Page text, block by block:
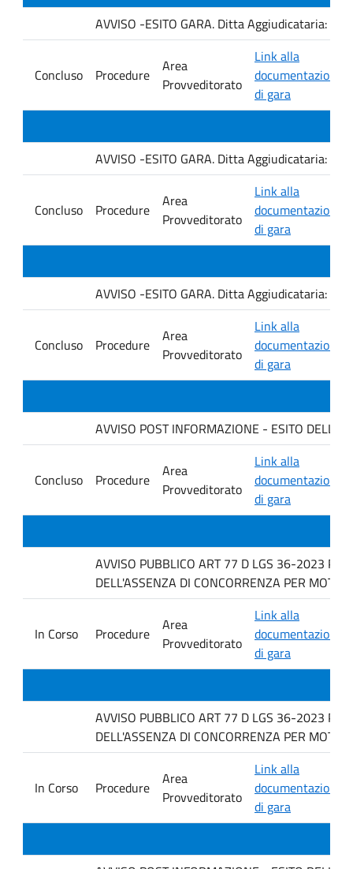
AVVISO -ESITO GARA. Ditta Aggiudicataria:
Concluso Procedure
Area
Provveditorato
Link alla
documentazione
di gara
AVVISO -ESITO GARA. Ditta Aggiudicataria:
Concluso Procedure
Area
Provveditorato
Link alla
documentazione
di gara
AVVISO -ESITO GARA. Ditta Aggiudicataria:
Concluso Procedure
Area
Provveditorato
Link alla
documentazione
di gara
AVVISO POST INFORMAZIONE - ESITO
Concluso Procedure
Area
Provveditorato
Link alla
documentazione
di gara
AVVISO PUBBLICO ART 77 D LGS 36-2023 PER
DELL'ASSENZA DI CONCORRENZA PER MOTIVI
In Corso Procedure
Area
Provveditorato
Link alla
documentazione
di gara
AVVISO PUBBLICO ART 77 D LGS 36-2023 PER
DELL'ASSENZA DI CONCORRENZA PER MOTIVI
In Corso Procedure
Area
Provveditorato
Link alla
documentazione
di gara